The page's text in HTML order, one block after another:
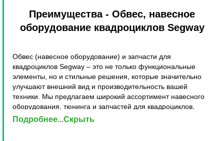
Преимущества- Обвес, навесное
оборудование квадроциклов Segway
Обвес (навесное оборудование) и запчасти для
квадроциклов Segway – это не только функциональные
элементы, но и стильные решения, которые значительно
улучшают внешний вид и производительность вашей
техники. Мы предлагаем широкий ассортимент навесного
оборудования, тюнинга и запчастей для квадроциклов,
изготовленных из высококачественных материалов,
Подробнее...Скрыть